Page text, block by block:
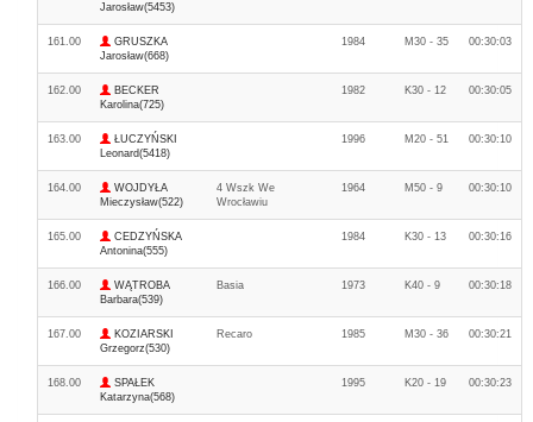
Jarosław(5453)
161.00
GRUSZKA
Jarosław(668)
1984 M30 - 35 00:30:03
162.00
BECKER
Karolina(725)
1982 K30 - 12 00:30:05
163.00
ŁUCZYŃSKI
Leonard(5418)
1996 M20 - 51 00:30:10
164.00
WOJDYŁA
Mieczysław(522)
4 Wszk We
Wrocławiu
1964 M50 - 9 00:30:10
165.00
CEDZYŃSKA
Antonina(555)
1984 K30 - 13 00:30:16
166.00
WĄTROBA
Barbara(539)
Basia 1973 K40 - 9 00:30:18
167.00
KOZIARSKI
Grzegorz(530)
Recaro 1985 M30 - 36 00:30:21
168.00
SPAŁEK
Katarzyna(568)
1995 K20 - 19 00:30:23